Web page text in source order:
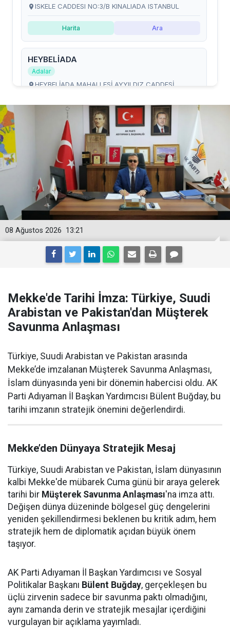
13:21
08 Ağustos 2026
Mekke'de Tarihi İmza: Türkiye, Suudi
Arabistan ve Pakistan'dan Müşterek
Savunma Anlaşması
Türkiye, Suudi Arabistan ve Pakistan arasında
Mekke’de imzalanan Müşterek Savunma Anlaşması,
İslam dünyasında yeni bir dönemin habercisi oldu. AK
Parti Adıyaman İl Başkan Yardımcısı Bülent Buğday, bu
tarihi imzanın stratejik önemini değerlendirdi.
Mekke’den Dünyaya Stratejik Mesaj
Türkiye, Suudi Arabistan ve Pakistan, İslam dünyasının
kalbi Mekke'de mübarek Cuma günü bir araya gelerek
tarihi bir Müşterek Savunma Anlaşması'na imza attı.
Değişen dünya düzeninde bölgesel güç dengelerini
yeniden şekillendirmesi beklenen bu kritik adım, hem
stratejik hem de diplomatik açıdan büyük önem
taşıyor.
AK Parti Adıyaman İl Başkan Yardımcısı ve Sosyal
Politikalar Başkanı Bülent Buğday, gerçekleşen bu
üçlü zirvenin sadece bir savunma paktı olmadığını,
aynı zamanda derin ve stratejik mesajlar içerdiğini
vurgulayan bir açıklama yayımladı.